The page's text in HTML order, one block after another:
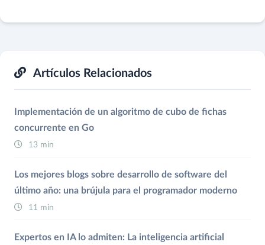
Artículos Relacionados
Implementación de un algoritmo de cubo de fichas
concurrente en Go
13 min
Los mejores blogs sobre desarrollo de software del
último año: una brújula para el programador moderno
11 min
Expertos en IA lo admiten: La inteligencia artificial